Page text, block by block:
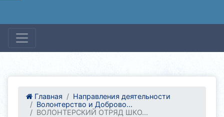
Главная
Направления деятельности
Волонтерство и Доброво...
ВОЛОНТЕРСКИЙ ОТРЯД ШКО...